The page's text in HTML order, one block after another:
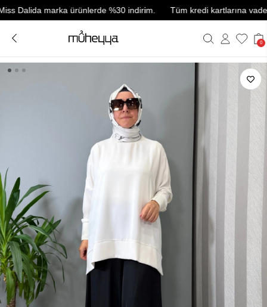
marka ürünlerde %30 indirim. Tüm kredi kartlarına vade
0